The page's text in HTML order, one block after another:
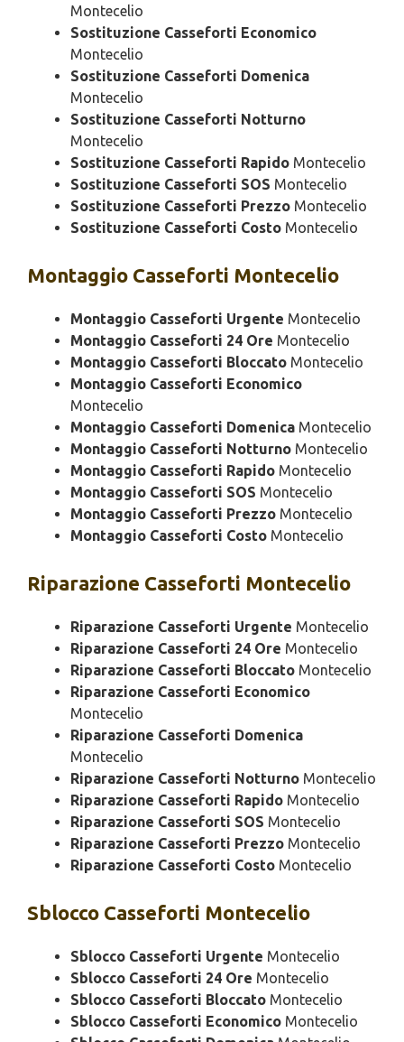
Montecelio
Sostituzione Casseforti Economico
Montecelio
Sostituzione Casseforti Domenica
Montecelio
Sostituzione Casseforti Notturno
Montecelio
Sostituzione Casseforti Rapido Montecelio
Sostituzione Casseforti SOS Montecelio
Sostituzione Casseforti Prezzo Montecelio
Sostituzione Casseforti Costo Montecelio
Montaggio Casseforti Montecelio
Montaggio Casseforti Urgente Montecelio
Montaggio Casseforti 24 Ore Montecelio
Montaggio Casseforti Bloccato Montecelio
Montaggio Casseforti Economico
Montecelio
Montaggio Casseforti Domenica Montecelio
Montaggio Casseforti Notturno Montecelio
Montaggio Casseforti Rapido Montecelio
Montaggio Casseforti SOS Montecelio
Montaggio Casseforti Prezzo Montecelio
Montaggio Casseforti Costo Montecelio
Riparazione Casseforti Montecelio
Riparazione Casseforti Urgente Montecelio
Riparazione Casseforti 24 Ore Montecelio
Riparazione Casseforti Bloccato Montecelio
Riparazione Casseforti Economico
Montecelio
Riparazione Casseforti Domenica
Montecelio
Riparazione Casseforti Notturno Montecelio
Riparazione Casseforti Rapido Montecelio
Riparazione Casseforti SOS Montecelio
Riparazione Casseforti Prezzo Montecelio
Riparazione Casseforti Costo Montecelio
Sblocco Casseforti Montecelio
Sblocco Casseforti Urgente Montecelio
Sblocco Casseforti 24 Ore Montecelio
Sblocco Casseforti Bloccato Montecelio
Sblocco Casseforti Economico Montecelio